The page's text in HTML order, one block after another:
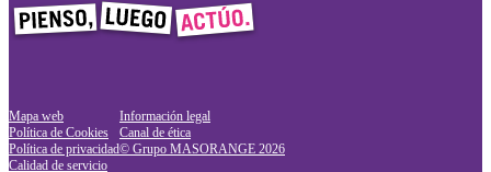
Mapa web
Política de Cookies
Política de privacidad
Calidad de servicio
Información legal
Canal de ética
© Grupo MASORANGE 2026